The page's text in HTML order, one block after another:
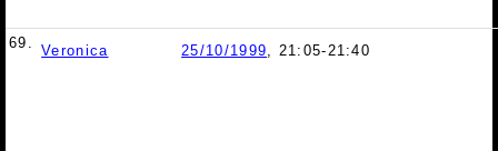
69. Veronica 25/10/1999, 21:05-21:40